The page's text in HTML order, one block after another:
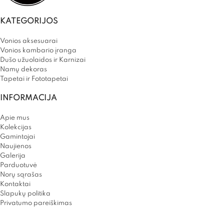
KATEGORIJOS
Vonios aksesuarai
Vonios kambario įranga
Dušo užuolaidos ir Karnizai
Namų dekoras
Tapetai ir Fototapetai
INFORMACIJA
Apie mus
Kolekcijas
Gamintojai
Naujienos
Galerija
Parduotuvė
Norų sąrašas
Kontaktai
Slapukų politika
Privatumo pareiškimas